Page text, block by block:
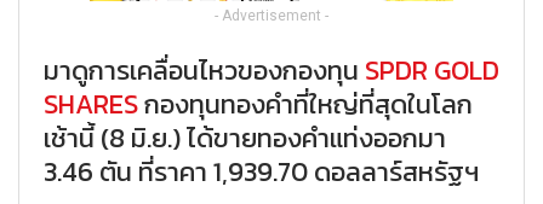
- Advertisement -
มาดูการเคลื่อนไหวของกองทุน SPDR GOLD
SHARESกองทุนทองคำที่ใหญ่ที่สุดในโลก
เช้านี้ (8 มิ.ย.) ได้ขายทองคำแท่งออกมา
3.46 ตัน ที่ราคา 1,939.70 ดอลลาร์สหรัฐฯ